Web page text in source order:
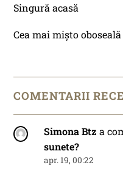
Singură acasă
Cea mai mișto oboseală
COMENTARII
Simona Btz a
sunete?
apr. 19, 00:22